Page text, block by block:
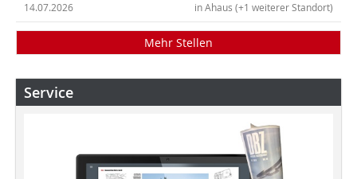
in Ahaus (+1 weiterer Standort)
14.07.2026
Mehr Stellen
Service